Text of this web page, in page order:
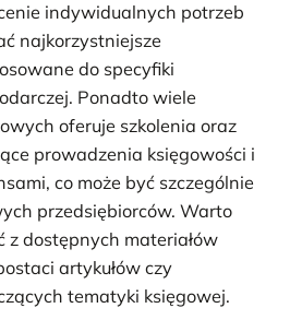
indywidualnych potrzeb
najkorzystniejsze
do specyfiki
Ponadto wiele
oferuje szkolenia oraz
prowadzenia księgowości i
co może być szczególnie
przedsiębiorców. Warto
z dostępnych materiałów
artykułów czy
tematyki księgowej.